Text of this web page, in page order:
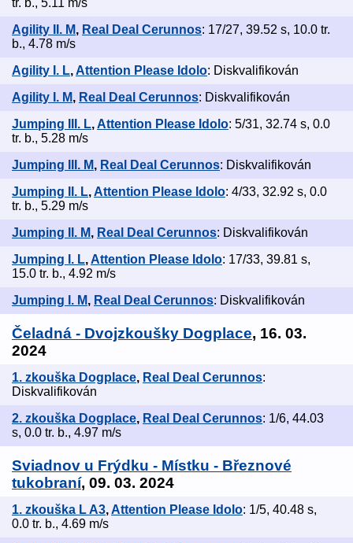
tr. b., 5.11 m/s
Agility II. M, Real Deal Cerunnos: 17/27, 39.52 s, 10.0 tr.
b., 4.78 m/s
Agility I. L,Attention Please Idolo: Diskvalifikován
Agility I. M, Real Deal Cerunnos: Diskvalifikován
Jumping III. L,Attention Please Idolo: 5/31, 32.74 s, 0.0
tr. b., 5.28 m/s
Jumping III. M, Real Deal Cerunnos: Diskvalifikován
Jumping II. L,Attention Please Idolo: 4/33, 32.92 s, 0.0
tr. b., 5.29 m/s
Jumping II. M, Real Deal Cerunnos: Diskvalifikován
Jumping I. L,Attention Please Idolo: 17/33, 39.81 s,
15.0 tr. b., 4.92 m/s
Jumping I. M, Real Deal Cerunnos: Diskvalifikován
Čeladná - Dvojzkoušky Dogplace, 16. 03.
2024
1. zkouška Dogplace, Real Deal Cerunnos:
Diskvalifikován
2. zkouška Dogplace, Real Deal Cerunnos: 1/6, 44.03
s, 0.0 tr. b., 4.97 m/s
Sviadnov u Frýdku - Místku - Březnové
tukobraní, 09. 03. 2024
1. zkouška L A3,Attention Please Idolo: 1/5, 40.48 s,
0.0 tr. b., 4.69 m/s